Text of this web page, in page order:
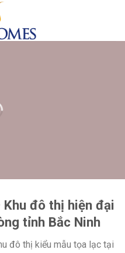
đô thị hiện đại
tỉnh Bắc Ninh
đô thị kiểu mẫu tọa lạc tại